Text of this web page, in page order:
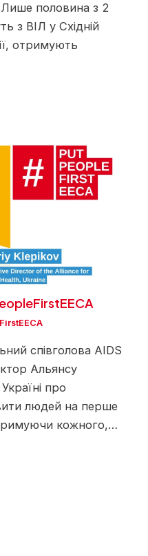
половина з 2
з ВІЛ у Східній
отримують
співголова AIDS
Альянсу
про
людей на перше
кожного,…